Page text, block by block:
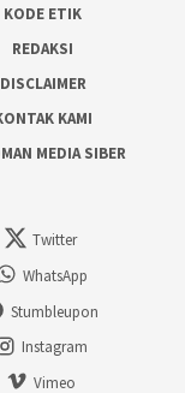
KODE ETIK
REDAKSI
DISCLAIMER
KAMI
MEDIA SIBER
Twitter
WhatsApp
Stumbleupon
Instagram
Vimeo